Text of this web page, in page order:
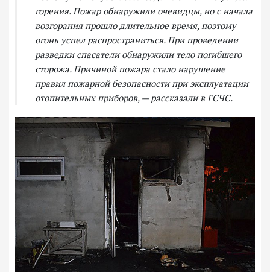
горения. Пожар обнаружили очевидцы, но с начала
возгорания прошло длительное время, поэтому
огонь успел распространиться. При проведении
разведки спасатели обнаружили тело погибшего
сторожа. Причиной пожара стало нарушение
правил пожарной безопасности при эксплуатации
отопительных приборов, — рассказали в ГСЧС.